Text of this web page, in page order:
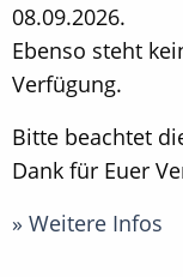
08.09.2026.
Ebenso steht
Verfügung.
Bitte beachtet
Dank für Euer
» Weitere Infos